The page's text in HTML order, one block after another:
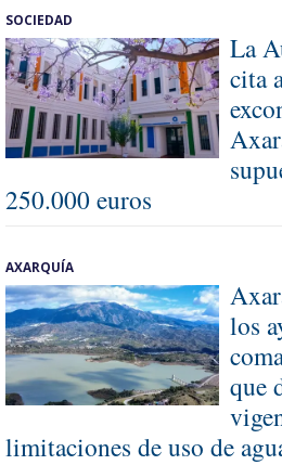
SOCIEDAD
La
cita
250.000 euros
AXARQUÍA
los
que
limitaciones de uso de